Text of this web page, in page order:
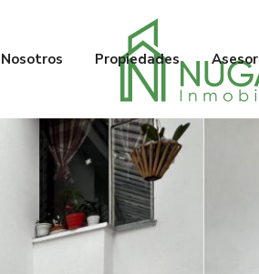
Nosotros Propiedades